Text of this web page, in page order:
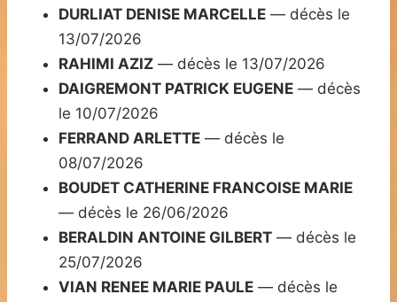
DURLIAT DENISE MARCELLE — décès le
13/07/2026
RAHIMI AZIZ — décès le 13/07/2026
DAIGREMONT PATRICK EUGENE — décès
le 10/07/2026
FERRAND ARLETTE — décès le
08/07/2026
BOUDET CATHERINE FRANCOISE MARIE
— décès le 26/06/2026
BERALDIN ANTOINE GILBERT — décès le
25/07/2026
VIAN RENEE MARIE PAULE — décès le